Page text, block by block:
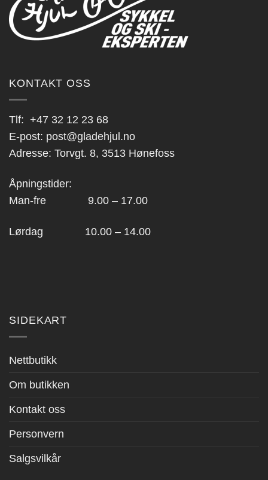
KONTAKT OSS
Tlf: +47 32 12 23 68
E-post: post@gladehjul.no
Adresse: Torvgt. 8, 3513 Hønefoss
Åpningstider:
Man-fre 9.00 – 17.00
Lørdag 10.00 – 14.00
SIDEKART
Nettbutikk
Om butikken
Kontakt oss
Personvern
Salgsvilkår